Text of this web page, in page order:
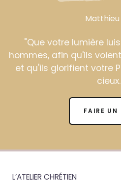
Matthieu
"Que votre lumière
hommes, afin qu'ils
et qu'ils glorifient votre
FAIRE UN
L’ATELIER CHRÉTIEN